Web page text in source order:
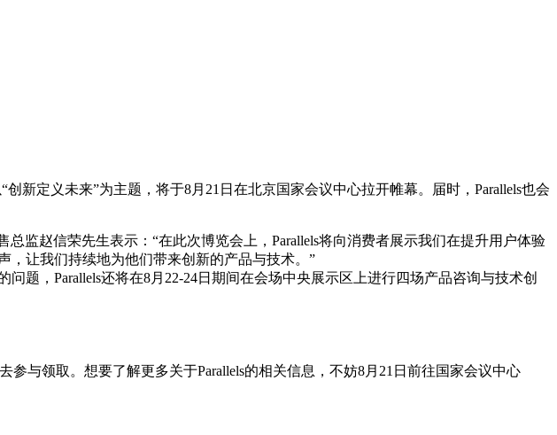
定义未来”为主题，将于8月21日在北京国家会议中心拉开帷幕。届时，Parallels也会
监赵信荣先生表示：“在此次博览会上，Parallels将向消费者展示我们在提升用户体验
，让我们持续地为他们带来创新的产品与技术。”
题，Parallels还将在8月22-24日期间在会场中央展示区上进行四场产品咨询与技术创
与领取。想要了解更多关于Parallels的相关信息，不妨8月21日前往国家会议中心